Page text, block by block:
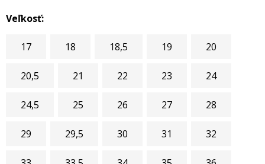
Veľkosť:
17 18 18,5 19 20
20,5 21 22 23 24
24,5 25 26 27 28
29 29,5 30 31 32